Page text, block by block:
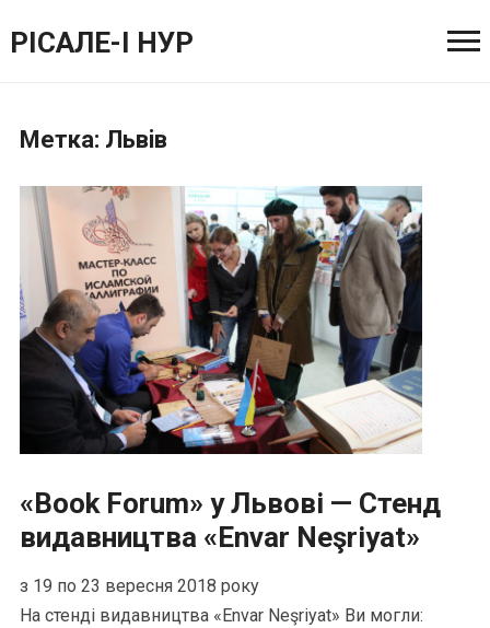
РІСАЛЕ-І НУР
Метка: Львiв
«Book Forum» у Львовi — Стенд
видавництва «Envar Neşriyat»
з 19 по 23 вересня 2018 року
На стенді видавництва «Envar Neşriyat» Ви могли: